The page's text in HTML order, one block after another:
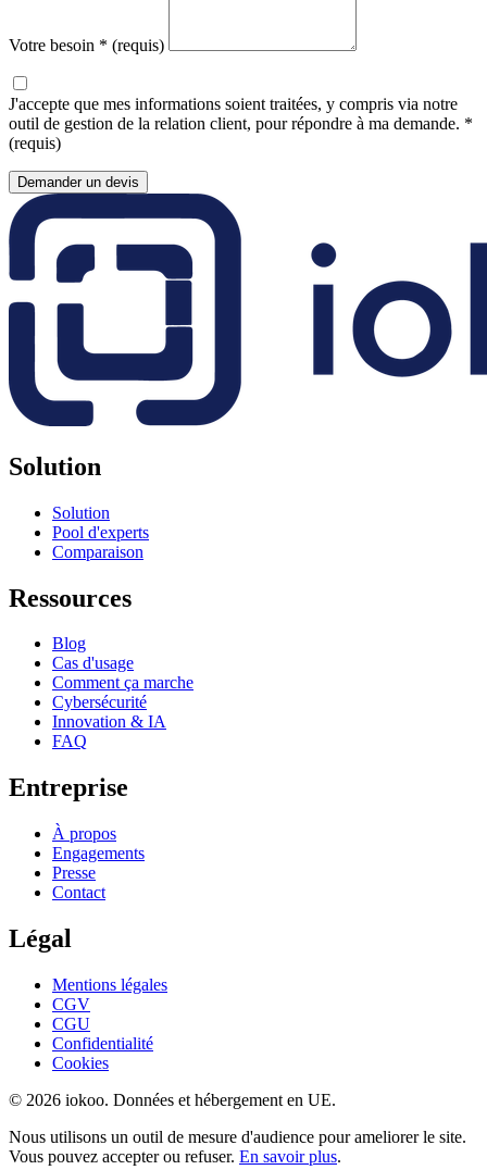
Votre besoin * (requis)
J'accepte que mes informations soient traitées, y compris via notre
outil de gestion de la relation client, pour répondre à ma demande. *
(requis)
Demander un devis
Solution
Solution
Pool d'experts
Comparaison
Ressources
Blog
Cas d'usage
Comment ça marche
Cybersécurité
Innovation & IA
FAQ
Entreprise
À propos
Engagements
Presse
Contact
Légal
Mentions légales
CGV
CGU
Confidentialité
Cookies
© 2026 iokoo. Données et hébergement en UE.
Nous utilisons un outil de mesure d'audience pour ameliorer le site.
Vous pouvez accepter ou refuser. En savoir plus.